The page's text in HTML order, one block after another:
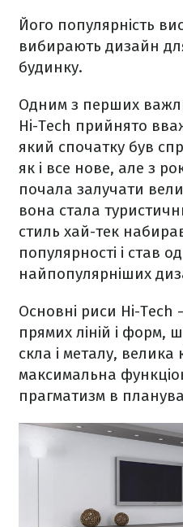
Його популярність
вибирають дизайн
будинку.
Одним з перших
Hi-Tech прийнято
який спочатку був
як і все нове, але з
почала залучати
вона стала
стиль хай-тек
популярності і став
найпопулярніших
Основні риси Hi-Tech
прямих ліній і форм,
скла і металу, велика
максимальна
прагматизм в